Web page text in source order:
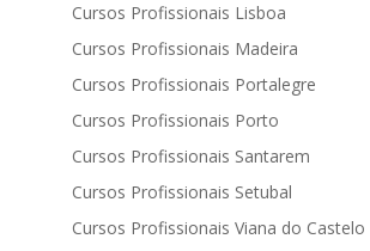
Cursos Profissionais Lisboa
Cursos Profissionais Madeira
Cursos Profissionais Portalegre
Cursos Profissionais Porto
Cursos Profissionais Santarem
Cursos Profissionais Setubal
Cursos Profissionais Viana do Castelo